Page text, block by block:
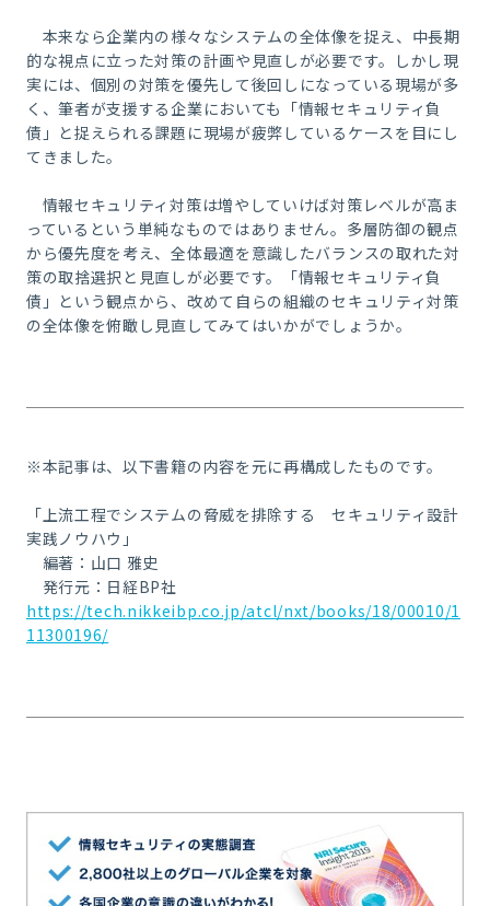
本来なら企業内の様々なシステムの全体像を捉え、中長期
的な視点に立った対策の計画や見直しが必要です。しかし現
実には、個別の対策を優先して後回しになっている現場が多
く、筆者が支援する企業においても「情報セキュリティ負
債」と捉えられる課題に現場が疲弊しているケースを目にし
てきました。
情報セキュリティ対策は増やしていけば対策レベルが高ま
っているという単純なものではありません。多層防御の観点
から優先度を考え、全体最適を意識したバランスの取れた対
策の取捨選択と見直しが必要です。「情報セキュリティ負
債」という観点から、改めて自らの組織のセキュリティ対策
の全体像を俯瞰し見直してみてはいかがでしょうか。
※本記事は、以下書籍の内容を元に再構成したものです。
「上流工程でシステムの脅威を排除する セキュリティ設計
実践ノウハウ」
編著：山口 雅史
発行元：日経BP社
https://tech.nikkeibp.co.jp/atcl/nxt/books/18/00010/1
11300196/